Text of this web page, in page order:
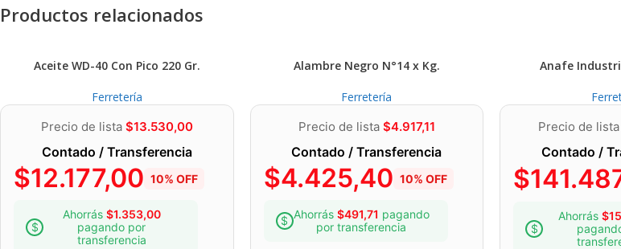
• Volvé a limpiar con el solvente elegido en el primer paso.
• Dosificá por separado partes iguales de componentes A y B de POXIPOL Metálico 10 min.
• Agregá a cada componente por separado pequeñas fibras de lana de acero cortadas (de las que se
usan para limpiar ollas y fuentes de metal), mezclando hasta lograr una consistencia manejable y
no muy espesa.
• Mezclá los dos componentes con las fibras incluidas hasta obtener una pasta homogénea y fácil
de aplicar. Cuando POXIPOL endurezca totalmente, las fibras que contiene le darán una mayor
resistencia a los golpes e impactos.
Productos relacionados
Aceite WD-40 Con Pico 220 Gr.
Ferretería
Precio de lista $13.530,00
Contado / Transferencia
$12.177,00 10% OFF
Ahorrás $1.353,00
pagando por
transferencia
Alambre Negro N°14 x Kg.
Ferretería
Precio de lista $4.917,11
Contado / Transferencia
$4.425,40 10% OFF
Ahorrás $491,71 pagando
por transferencia
Anafe
Precio de
Contado /
$
Ahorrás $